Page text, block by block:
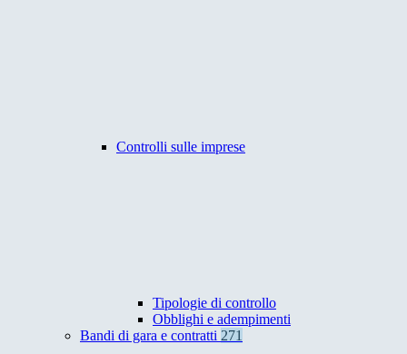
Controlli sulle imprese
Tipologie di controllo
Obblighi e adempimenti
Bandi di gara e contratti 271